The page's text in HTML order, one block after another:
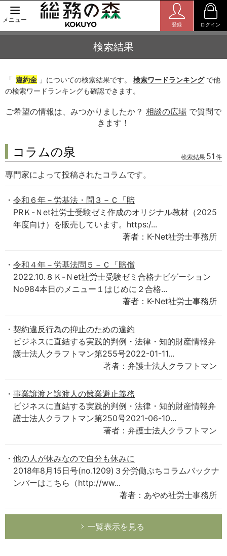
メニュー
登録 ログイン
検索結果
「 違約金 」についての検索結果です。 検索ワードランキングで他
の検索ワードランキングも確認できます。
ご希望の情報は、みつかりましたか？ 相談の広場 で質問で
きます！
コラムの泉 検索結果 51 件
専門家によって投稿されたコラムです。
令和６年－労基法・問３－Ｃ「賠
PRＫ-Ｎet社労士受験ゼミ作成のオリジナル教材（2025
年度向け）を販売しています。https:/...
著者：K-Net社労士事務所
令和４年－労基法問５－Ｃ「賠償
2022.10.８Ｋ-Ｎet社労士受験ゼミ合格ナビゲーション
No984本日のメニュー１はじめに２合格...
著者：K-Net社労士事務所
契約違反行為の抑止のための違約
ビジネスに直結する実践的判例・法律・知的財産情報弁
護士法人クラフトマン第255号2022-01-11...
著者：弁護士法人クラフトマン
事業譲渡と譲渡人の競業避止義務
ビジネスに直結する実践的判例・法律・知的財産情報弁
護士法人クラフトマン第250号2021-06-10...
著者：弁護士法人クラフトマン
他の人が休みなので自分も休みに
2018年8月15日号(no.1209)３分労働ぷちコラムバックナ
ンバーはこちら（http://ww...
著者：あやめ社労士事務所
一覧表示を見る